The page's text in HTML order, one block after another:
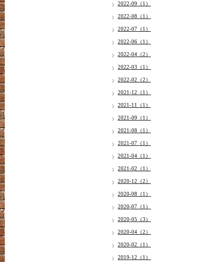
2022-09（1）
2022-08（1）
2022-07（1）
2022-06（1）
2022-04（2）
2022-03（1）
2022-02（2）
2021-12（1）
2021-11（1）
2021-09（1）
2021-08（1）
2021-07（1）
2021-04（1）
2021-02（1）
2020-12（2）
2020-08（1）
2020-07（1）
2020-05（3）
2020-04（2）
2020-02（1）
2019-12（1）